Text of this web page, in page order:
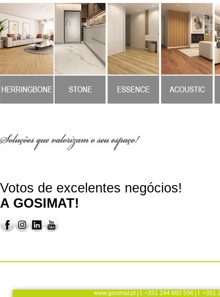
Votos de excelentes negócios!
A GOSIMAT!
www.gosimat.pt| t. +351 244 882 596 | f. +351